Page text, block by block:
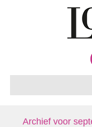
Archief voor